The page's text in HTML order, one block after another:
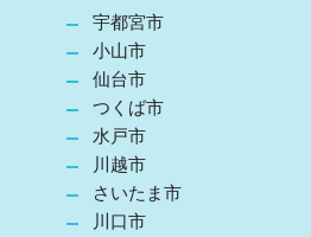
宇都宮市
小山市
仙台市
つくば市
水戸市
川越市
さいたま市
川口市